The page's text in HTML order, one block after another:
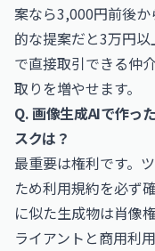
案なら3,000円前後
的な提案だと3万円
で直接取引できる仲
取りを増やせます。
Q. 画像生成AIで作っ
スクは？
最重要は権利です。
ため利用規約を必ず
に似た生成物は肖像
ライアントと商用利